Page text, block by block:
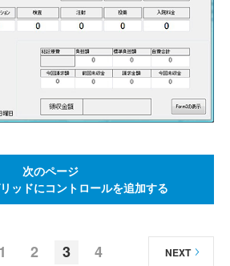
次のページ
ッドにコントロールを追加する
1 2 3 4 NEXT